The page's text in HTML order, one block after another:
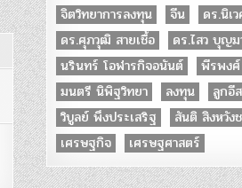
จิตวิทยาการลงทุน
จีน
ดร.นิเ
ดร.ศุภวุฒิ สายเชื้อ
ดร.ไสว บุญม
นรินทร์ โอฬารกิจอนันต์
พีรพง
มนตรี นิพิฐวิทยา
ลงทุน
ลูกอี
วิบูลย์ พึงประเสริฐ
สันติ สิงหวัง
เศรษฐกิจ
เศรษฐศาสตร์